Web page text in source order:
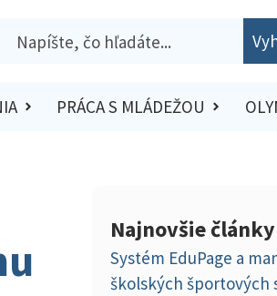
PRÁCA S MLÁDEŽOU
Najnovšie články
Systém EduPage a
školských športových